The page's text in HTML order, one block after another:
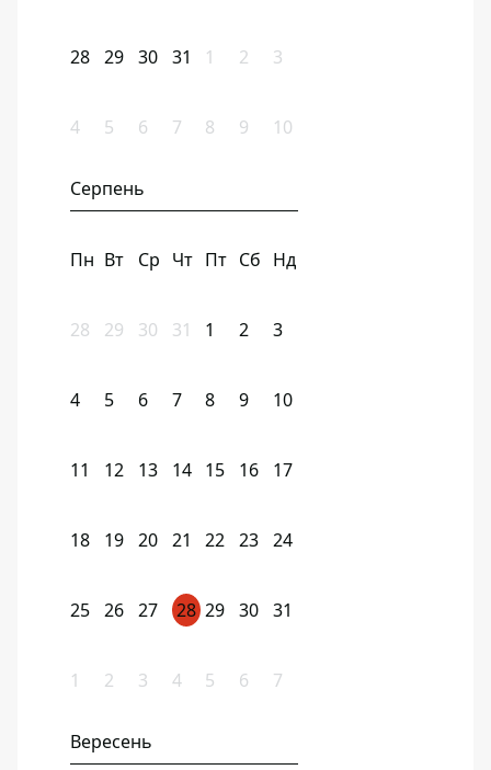
28 29 30 31 1 2 3
4 5 6 7 8 9 10
Серпень
Пн Вт Ср Чт Пт Сб Нд
28 29 30 31 1 2 3
4 5 6 7 8 9 10
11 12 13 14 15 16 17
18 19 20 21 22 23 24
25 26 27 28 29 30 31
1 2 3 4 5 6 7
Вересень